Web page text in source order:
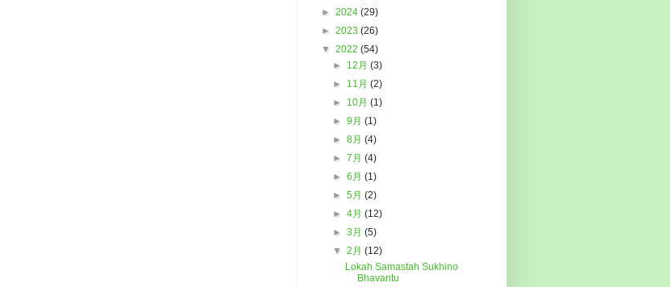
► 2024 (29)
► 2023 (26)
▼ 2022 (54)
► 12月(3)
► 11月(2)
► 10月(1)
►9月(1)
►8月(4)
►7月(4)
►6月(1)
►5月(2)
►4月(12)
►3月(5)
▼2月(12)
Lokah Samastah Sukhino
Bhavantu